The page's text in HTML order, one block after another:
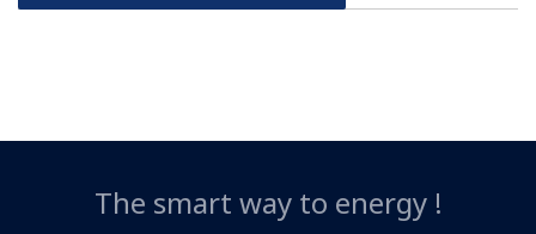
The smart way to energy !